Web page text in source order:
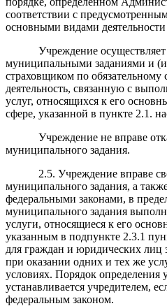
соответствии с
основными видами
Учреждение осуществляет
муниципальными заданиями и
страховщиком по
деятельность, связанную с
услуг, относящихся к его
сфере, указанной в пункте 2.1.
Учреждение не вправе
муниципального задания.
2.5. Учреждение вправе
муниципального задания, а
федеральными законами, в
муниципального задания
услуги, относящиеся к его
указанным в подпункте 2.3.1
для граждан и юридических лиц
при оказании одних и тех же
условиях. Порядок определения
устанавливается учредителем,
федеральным законом.